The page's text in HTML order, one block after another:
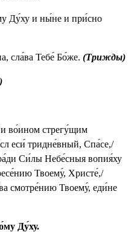
Ду́ху и ны́не и при́сно
сла́ва Тебе́ Бо́же. (Трижды)
и во́ином стрегу́щим
еси́ тридне́вный, Спа́се,/
Си́лы Небе́сныя вопия́ху
Твоему́, Христе́,/
смотре́нию Твоему́, еди́не
Ду́ху.